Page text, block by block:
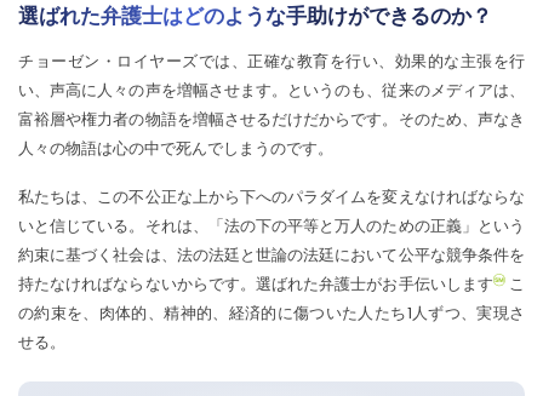
選ばれた弁護士はどのような手助けができるのか？
チョーゼン・ロイヤーズでは、正確な教育を行い、効果的な主張を行
い、声高に人々の声を増幅させます。というのも、従来のメディアは、
富裕層や権力者の物語を増幅させるだけだからです。そのため、声なき
人々の物語は心の中で死んでしまうのです。
私たちは、この不公正な上から下へのパラダイムを変えなければならな
いと信じている。それは、「法の下の平等と万人のための正義」という
約束に基づく社会は、法の法廷と世論の法廷において公平な競争条件を
持たなければならないからです。選ばれた弁護士がお手伝いします こ
の約束を、肉体的、精神的、経済的に傷ついた人たち1人ずつ、実現さ
せる。